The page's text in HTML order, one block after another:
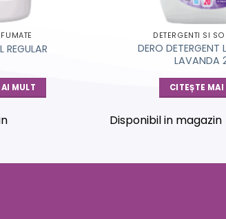
REGULAR
MULT
DETERGENTI SI
DERO DETERGENT
LAVANDA
CITEȘTE MAI
Disponibil in magazin